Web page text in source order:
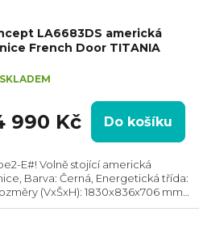
LA6683DS americká
French Door TITANIA
SKLADEM
990 Kč Do košíku
E#! Volně stojící americká
Barva: Černá, Energetická třída:
(VxŠxH): 1830x836x706 mm,
objem 506 l, Technologie: